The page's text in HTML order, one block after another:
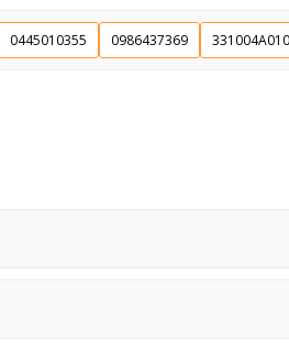
0445010355 0986437369 331004A010